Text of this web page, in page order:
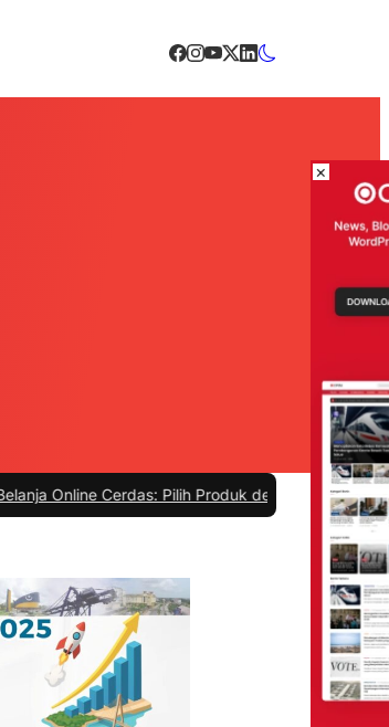
Pilih Produk dengan Bijak dan Hindari Penipuan
×